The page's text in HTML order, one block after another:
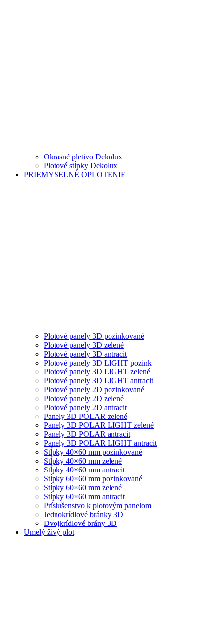
Okrasné pletivo Dekolux
Plotové stĺpky Dekolux
PRIEMYSELNÉ OPLOTENIE
Plotové panely 3D pozinkované
Plotové panely 3D zelené
Plotové panely 3D antracit
Plotové panely 3D LIGHT pozink
Plotové panely 3D LIGHT zelené
Plotové panely 3D LIGHT antracit
Plotové panely 2D pozinkované
Plotové panely 2D zelené
Plotové panely 2D antracit
Panely 3D POLAR zelené
Panely 3D POLAR LIGHT zelené
Panely 3D POLAR antracit
Panely 3D POLAR LIGHT antracit
Stĺpky 40×60 mm pozinkované
Stĺpky 40×60 mm zelené
Stĺpky 40×60 mm antracit
Stĺpky 60×60 mm pozinkované
Stĺpky 60×60 mm zelené
Stĺpky 60×60 mm antracit
Príslušenstvo k plotovým panelom
Jednokrídlové bránky 3D
Dvojkrídlové brány 3D
Umelý živý plot